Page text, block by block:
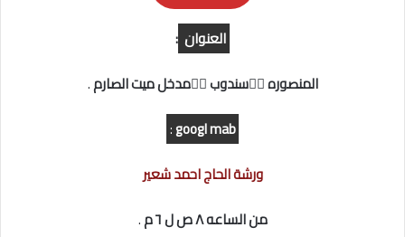
العنوان :
المنصوره 👈🏻سندوب 👈🏻مدخل ميت الصارم.
googl mab
:
ورشة الحاج احمد شعير
من الساعه ٨ ص ل ٦ م
.